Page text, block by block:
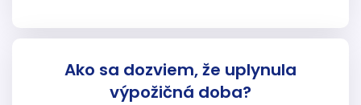
Ako sa dozviem, že uplynula
výpožičná doba?